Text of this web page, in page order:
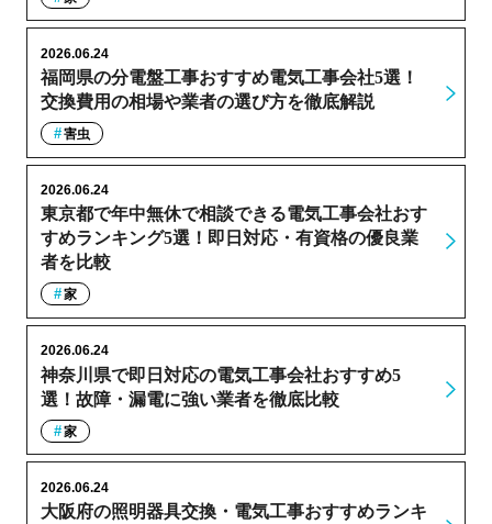
福岡県の分電盤工事おすすめ電気工事会社5選！
交換費用の相場や業者の選び方を徹底解説
2026.06.24
害虫
東京都で年中無休で相談できる電気工事会社おす
すめランキング5選！即日対応・有資格の優良業
者を比較
2026.06.24
家
神奈川県で即日対応の電気工事会社おすすめ5
選！故障・漏電に強い業者を徹底比較
2026.06.24
家
大阪府の照明器具交換・電気工事おすすめランキ
2026.06.24